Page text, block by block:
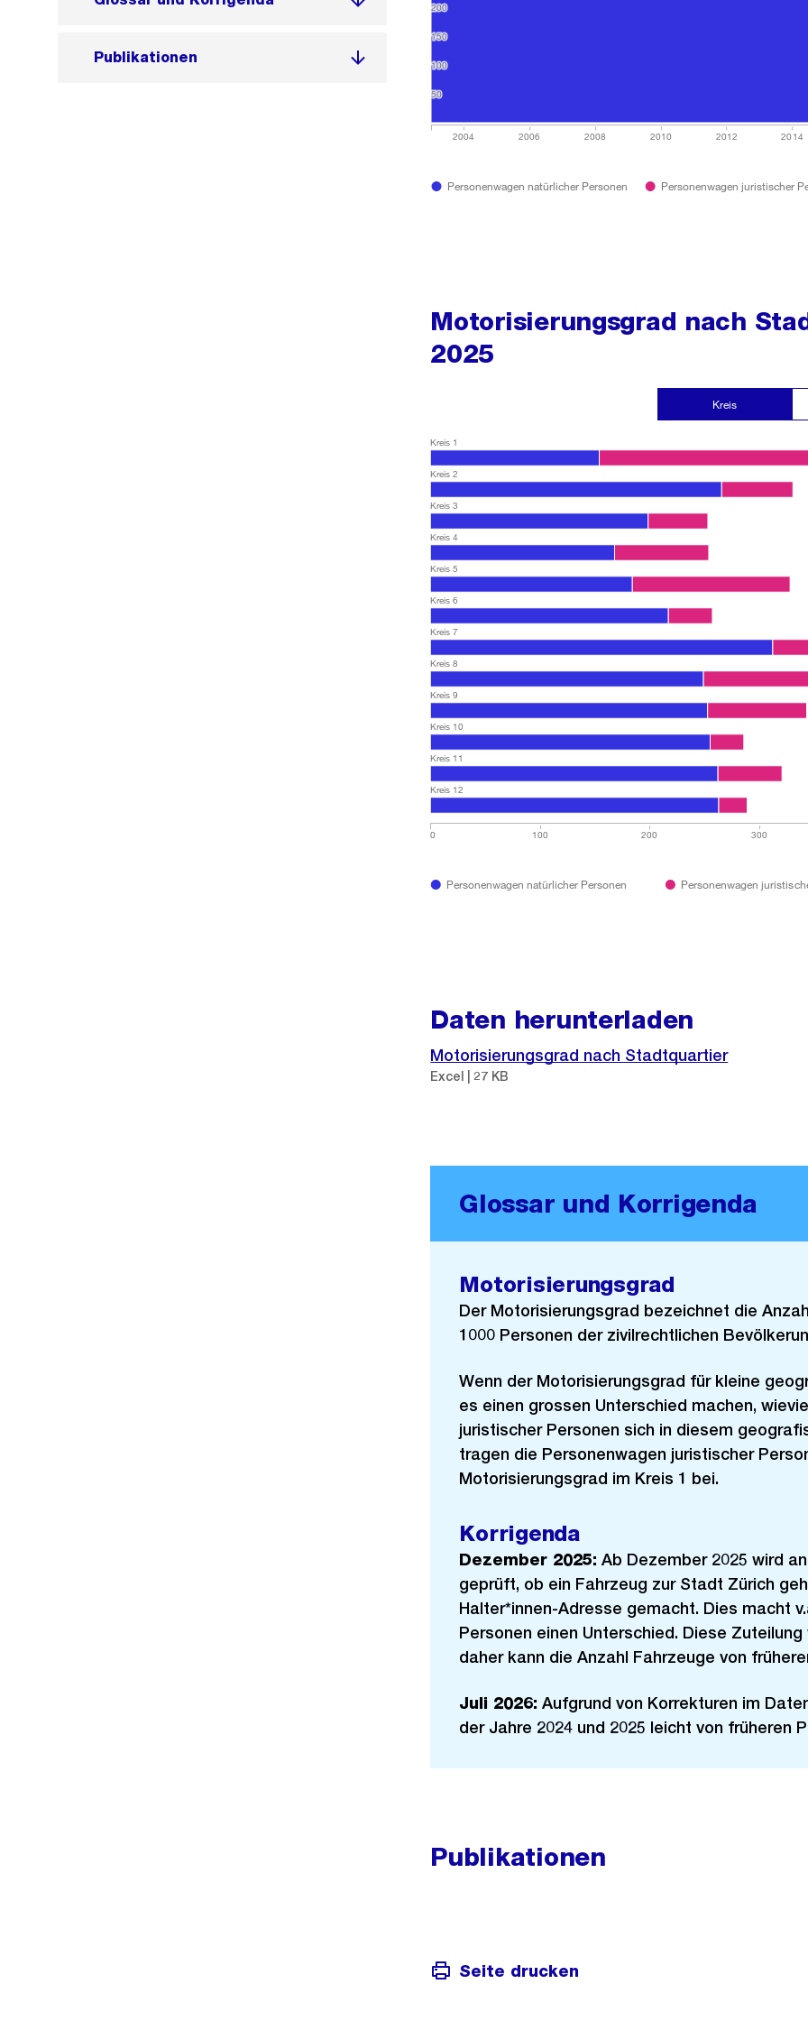
Publikationen
2004 2006 2008 2010 2012 2014
50
50
100
100
150
150
200
200
Personenwagen natürlicher Personen Personenwagen juristischer
Motorisierungsgrad nach
2025
0 100 200 300
Kreis 1
Kreis 2
Kreis 3
Kreis 4
Kreis 5
Kreis 6
Kreis 7
Kreis 8
Kreis 9
Kreis 10
Kreis 11
Kreis 12
Personenwagen natürlicher Personen Personenwagen
Kreis
Daten herunterladen
Motorisierungsgrad nach Stadtquartier
Excel | 27 KB
Glossar und Korrigenda
Motorisierungsgrad
Der Motorisierungsgrad bezeichnet die
1000 Personen der zivilrechtlichen
Wenn der Motorisierungsgrad für kleine
es einen grossen Unterschied machen,
juristischer Personen sich in diesem
tragen die Personenwagen juristischer
Motorisierungsgrad im Kreis 1 bei.
Korrigenda
Dezember 2025: Ab Dezember 2025 wird
geprüft, ob ein Fahrzeug zur Stadt Zürich
Halter*innen-Adresse gemacht. Dies macht
Personen einen Unterschied. Diese
daher kann die Anzahl Fahrzeuge von
Juli 2026: Aufgrund von Korrekturen im
der Jahre 2024 und 2025 leicht von früheren
Publikationen
Seite drucken